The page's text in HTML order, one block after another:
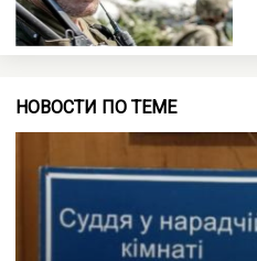
НОВОСТИ ПО ТЕМЕ